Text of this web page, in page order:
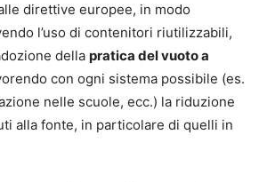
direttive europee, in modo
l’uso di contenitori riutilizzabili,
della pratica del vuoto a
con ogni sistema possibile (es.
nelle scuole, ecc.) la riduzione
alla fonte, in particolare di quelli in